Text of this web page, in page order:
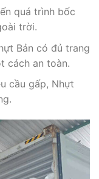
quá trình bốc
trời.
Bản có đủ trang
cách an toàn.
cầu gấp, Nhựt